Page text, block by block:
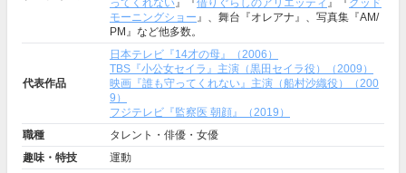
ってくれない』『借りぐらしのアリエッティ 』『グッド
モーニングショー』、舞台『オレアナ』、写真集『AM/
PM』など他多数。
代表作品
日本テレビ『14才の母』（2006）
TBS『小公女セイラ』主演（黒田セイラ役）（2009）
映画『誰も守ってくれない』主演（船村沙織役）（200
9）
フジテレビ『監察医 朝顔』（2019）
職種
タレント・俳優・女優
趣味・特技
運動